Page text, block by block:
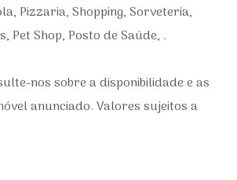
Pizzaria, Shopping, Sorveteria,
Pet Shop, Posto de Saúde, .
nos sobre a disponibilidade e as
anunciado. Valores sujeitos a